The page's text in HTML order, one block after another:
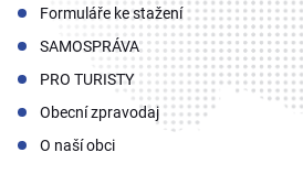
Formuláře ke stažení
SAMOSPRÁVA
PRO TURISTY
Obecní zpravodaj
O naší obci